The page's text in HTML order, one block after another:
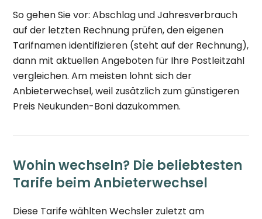
So gehen Sie vor: Abschlag und Jahresverbrauch
auf der letzten Rechnung prüfen, den eigenen
Tarifnamen identifizieren (steht auf der Rechnung),
dann mit aktuellen Angeboten für Ihre Postleitzahl
vergleichen. Am meisten lohnt sich der
Anbieterwechsel, weil zusätzlich zum günstigeren
Preis Neukunden-Boni dazukommen.
Wohin wechseln? Die beliebtesten
Tarife beim Anbieterwechsel
Diese Tarife wählten Wechsler zuletzt am